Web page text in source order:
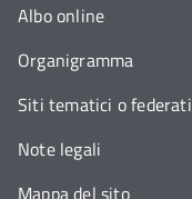
Albo online
Organigramma
Siti tematici o federati
Note legali
Mappa del sito